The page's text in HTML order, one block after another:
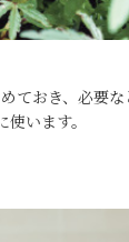
ておき、必要
使います。